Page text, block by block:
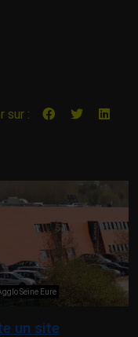
sur :
Seine Eure
un site